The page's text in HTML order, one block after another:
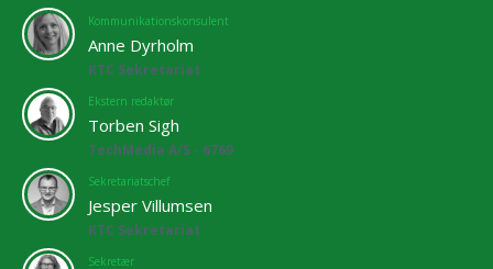
Kommunikationskonsulent
Anne Dyrholm
KTC Sekretariat
Ekstern redaktør
Torben Sigh
TechMedia A/S - 6769
Sekretariatschef
Jesper Villumsen
KTC Sekretariat
Sekretær